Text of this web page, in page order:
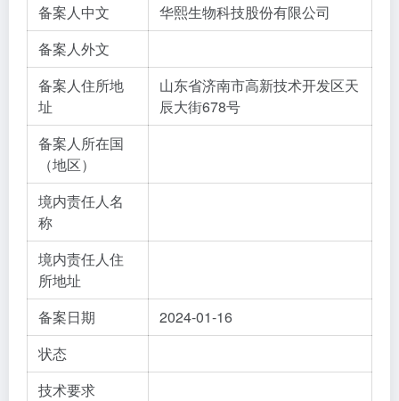
备案人中文
华熙生物科技股份有限公司
备案人外文
备案人住所地
址
山东省济南市高新技术开发区天
辰大街678号
备案人所在国
（地区）
境内责任人名
称
境内责任人住
所地址
备案日期
2024-01-16
状态
技术要求